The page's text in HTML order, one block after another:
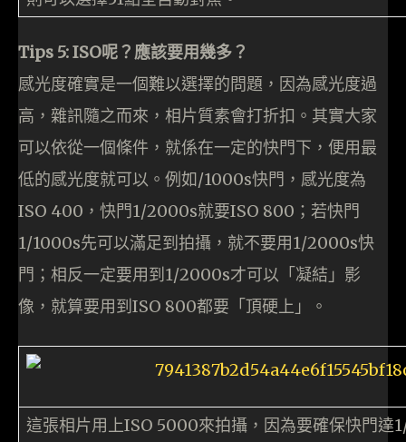
Tips 5: ISO呢？應該要用幾多？
感光度確實是一個難以選擇的問題，因為感光度過
高，雜訊隨之而來，相片質素會打折扣。其實大家
可以依從一個條件，就係在一定的快門下，便用最
低的感光度就可以。例如/1000s快門，感光度為
ISO 400，快門1/2000s就要ISO 800；若快門
1/1000s先可以滿足到拍攝，就不要用1/2000s快
門；相反一定要用到1/2000s才可以「凝結」影
像，就算要用到ISO 800都要「頂硬上」。
這張相片用上ISO 5000來拍攝，因為要確保快門達